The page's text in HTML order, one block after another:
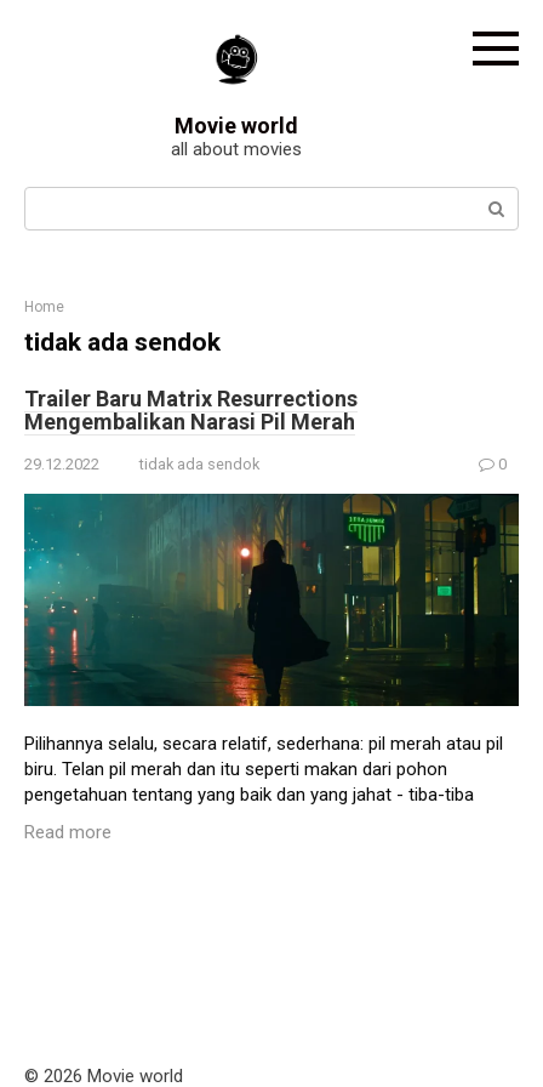
Movie world
all about movies
Search:
Home
tidak ada sendok
Trailer Baru Matrix Resurrections
Mengembalikan Narasi Pil Merah
29.12.2022 tidak ada sendok 0
Pilihannya selalu, secara relatif, sederhana: pil merah atau pil
biru. Telan pil merah dan itu seperti makan dari pohon
pengetahuan tentang yang baik dan yang jahat - tiba-tiba
Read more
© 2026 Movie world